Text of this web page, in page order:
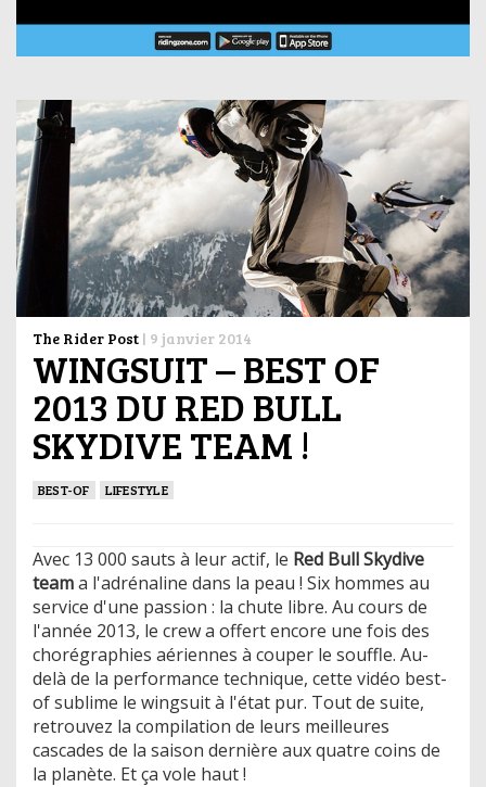
The Rider Post | 9 janvier 2014
WINGSUIT – BEST OF
2013 DU RED BULL
SKYDIVE TEAM !
BEST-OF LIFESTYLE
Avec 13 000 sauts à leur actif, le Red Bull Skydive
teama l'adrénaline dans la peau ! Six hommes au
service d'une passion : la chute libre. Au cours de
l'année 2013, le crew a offert encore une fois des
chorégraphies aériennes à couper le souffle. Au-
delà de la performance technique, cette vidéo best-
of sublime le wingsuit à l'état pur. Tout de suite,
retrouvez la compilation de leurs meilleures
cascades de la saison dernière aux quatre coins de
la planète. Et ça vole haut !